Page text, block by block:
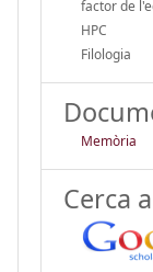
factor de
HPC
Filologia
Memòria
Cerca